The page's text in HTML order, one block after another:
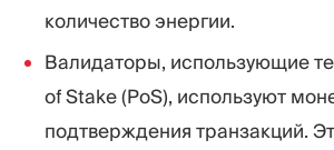
количество энергии.
Валидаторы, использующие
of Stake (PoS), используют
подтверждения транзакций.